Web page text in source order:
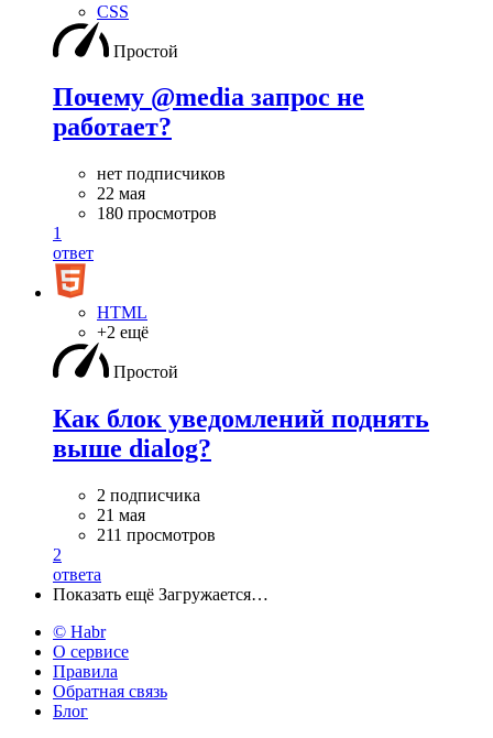
CSS
Простой
Почему @media запрос не
работает?
нет подписчиков
22 мая
180 просмотров
1
ответ
HTML
+2 ещё
Простой
Как блок уведомлений поднять
выше dialog?
2 подписчика
21 мая
211 просмотров
2
ответа
Показать ещё Загружается…
© Habr
О сервисе
Правила
Обратная связь
Блог